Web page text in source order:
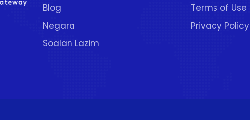
Blog
Negara
Soalan Lazim
Terms of Use
Privacy Policy